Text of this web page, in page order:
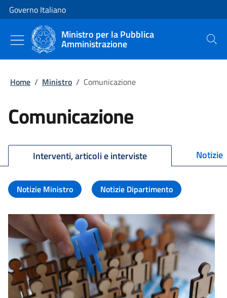
Vai al contenuto
Vai alla navigazione del sito
Governo Italiano
Ministro per la Pubblica
Amministrazione Cerca
Home / Ministro / Comunicazione
Comunicazione
Interventi, articoli e interviste Notizie
Notizie Ministro Notizie Dipartimento